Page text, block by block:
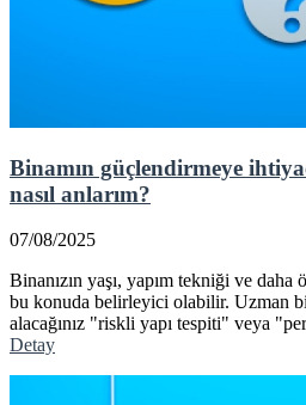
Binamın güçlendirmeye
nasıl anlarım?
07/08/2025
Binanızın yaşı, yapım tekniği ve daha
bu konuda belirleyici olabilir. Uzman
alacağınız "riskli yapı tespiti" veya
Detay